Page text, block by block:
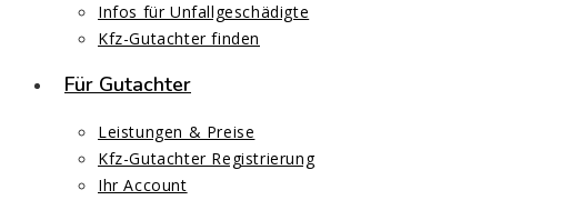
Infos für Unfallgeschädigte
Kfz-Gutachter finden
Für Gutachter
Leistungen & Preise
Kfz-Gutachter Registrierung
Ihr Account